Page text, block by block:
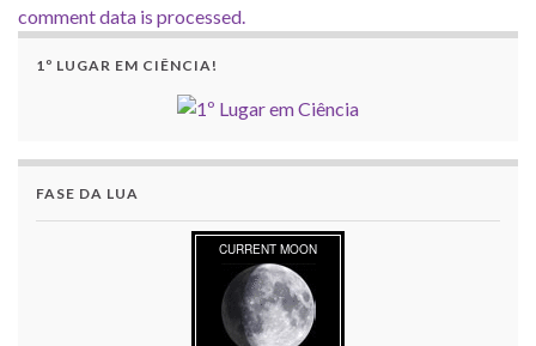
comment data is processed.
1º LUGAR EM CIÊNCIA!
FASE DA LUA